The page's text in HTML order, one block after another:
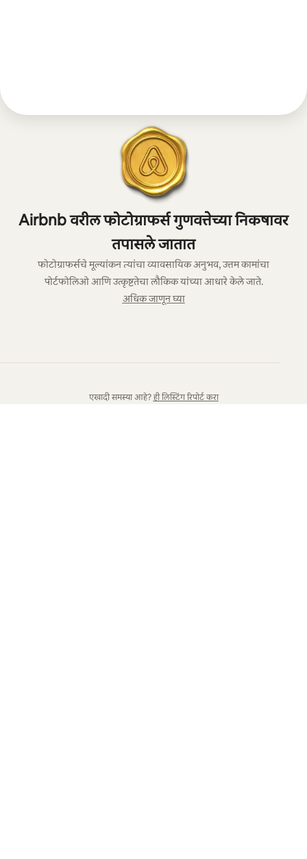
Airbnb वरील फोटोग्राफर्स गुणवत्तेच्या निकषावर
तपासले जातात
फोटोग्राफर्सचे मूल्यांकन त्यांचा व्यावसायिक अनुभव, उत्तम कामांचा
पोर्टफोलिओ आणि उत्कृष्टतेचा लौकिक यांच्या आधारे केले जाते.
अधिक जाणून घ्या
एखादी समस्या आहे? ही लिस्टिंग रिपोर्ट करा